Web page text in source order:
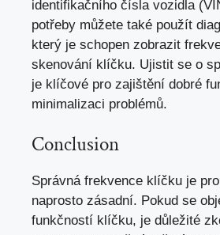
identifikačního čísla vozidla
potřeby můžete také použít
který je schopen zobrazit
skenování klíčku. Ujistit se o
je klíčové pro zajištění dobré
minimalizaci problémů.
Conclusion
Správná frekvence klíčku je
naprosto zásadní. Pokud se
funkčností klíčku, je důležité